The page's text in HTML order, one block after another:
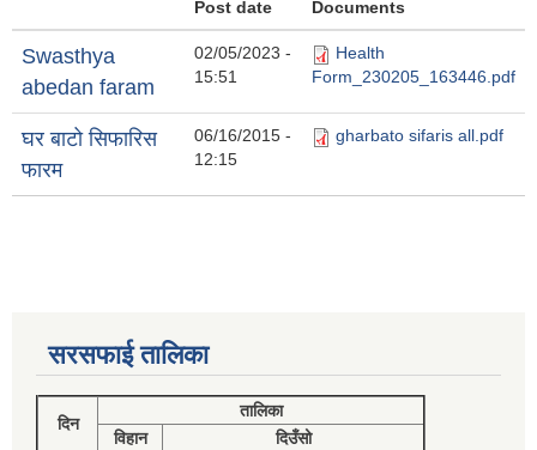
Post date Documents
Swasthya
abedan faram
02/05/2023 -
15:51
Health
Form_230205_163446.pdf
घर बाटो सिफारिस
फारम
06/16/2015 -
12:15
gharbato sifaris all.pdf
सरसफाई तालिका
दिन
तालिका
विहान
दिउँसो